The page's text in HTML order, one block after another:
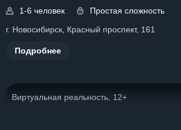
1-6 человек
Простая сложность
г. Новосибирск, Красный проспект, 161
Подробнее
Виртуальная реальность, 12+